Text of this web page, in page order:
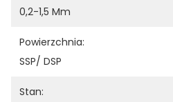
0,2-1,5 Mm
Powierzchnia:
SSP/ DSP
Stan: